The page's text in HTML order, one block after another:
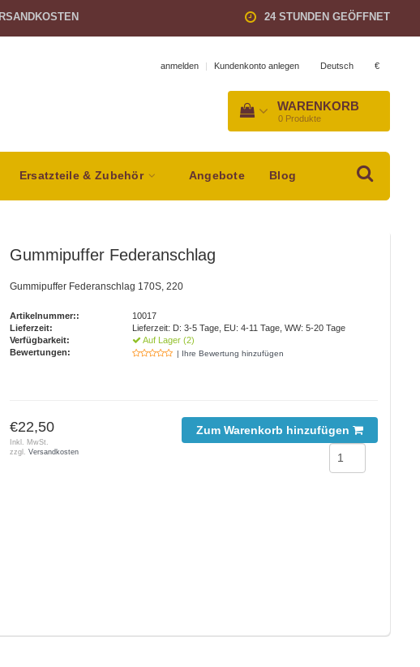
24 STUNDEN GEÖFFNET
anmelden | Kundenkonto anlegen Deutsch €
WARENKORB
0 Produkte
Ersatzteile & Zubehör Angebote Blog
Gummipuffer Federanschlag
Gummipuffer Federanschlag 170S, 220
Artikelnummer::
10017
Lieferzeit:
Lieferzeit: D: 3-5 Tage, EU: 4-11 Tage, WW: 5-20 Tage
Verfügbarkeit:
Auf Lager (2)
Bewertungen:
| Ihre Bewertung hinzufügen
€22,50
Inkl. MwSt.
zzgl.Versandkosten
Zum Warenkorb hinzufügen